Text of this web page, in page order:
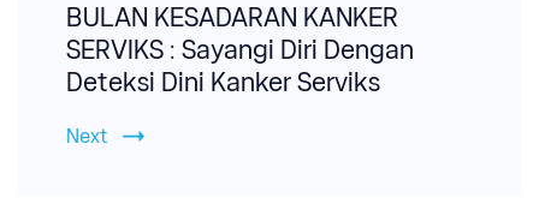
BULAN KESADARAN KANKER
SERVIKS : Sayangi Diri Dengan
Deteksi Dini Kanker Serviks
Next